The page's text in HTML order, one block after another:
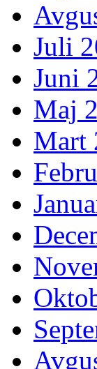
Juli
Juni
Maj
Mart